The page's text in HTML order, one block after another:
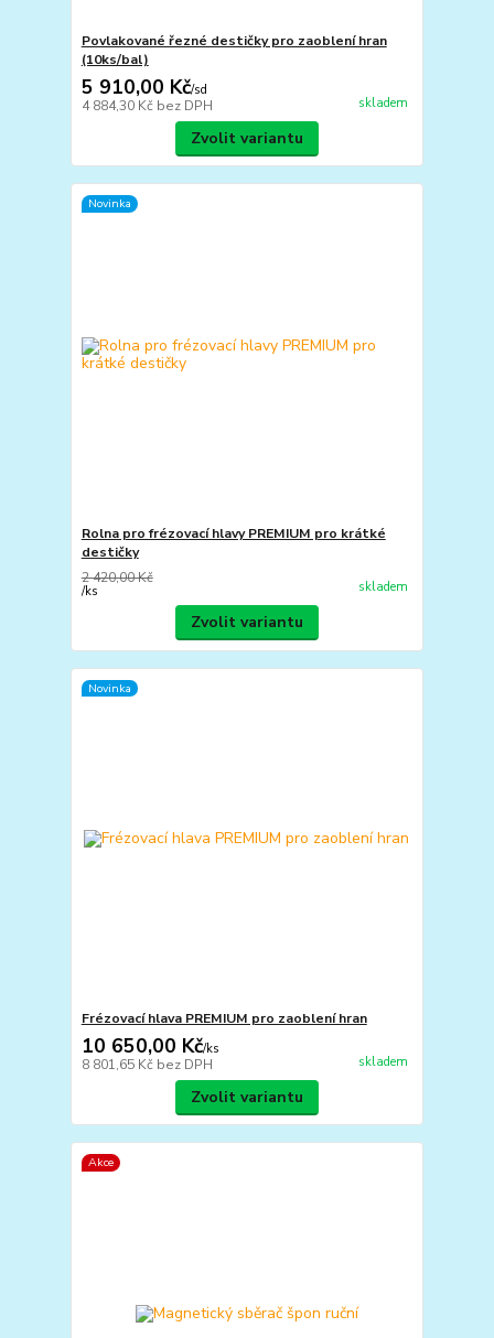
Povlakované řezné destičky pro zaoblení hran
(10ks/bal)
5 910,00 Kč/sd
4 884,30 Kč bez DPH skladem
Zvolit variantu
Novinka
Rolna pro frézovací hlavy PREMIUM pro krátké
destičky
2 420,00 Kč
/ks skladem
Zvolit variantu
Novinka
Frézovací hlava PREMIUM pro zaoblení hran
10 650,00 Kč/ks
8 801,65 Kč bez DPH skladem
Zvolit variantu
Akce